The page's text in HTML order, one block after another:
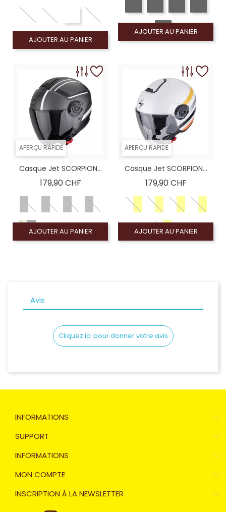
AJOUTER AU PANIER
AJOUTER AU PANIER
APERÇU RAPIDE
Casque Jet SCORPION...
179,90 CHFPrix
AJOUTER AU PANIER
APERÇU RAPIDE
Casque Jet SCORPION...
179,90 CHFPrix
AJOUTER AU PANIER
Avis
Cliquez ici pour donner votre avis
INFORMATIONS
SUPPORT
INFORMATIONS
MON COMPTE
INSCRIPTION À LA NEWSLETTER